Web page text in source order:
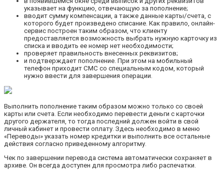
указывает на функцию, отвечающую за пополнение;
вводит сумму компенсации, а также данные карты/счета, с
которого будет произведено списание. Как правило, онлайн-
сервис построен таким образом, что клиенту
предоставляется возможность выбрать нужную карточку из
списка и вводить ее номер нет необходимости;
проверяет правильность внесенных реквизитов;
и подтверждает пополнение. При этом на мобильный
телефон приходит СМС со специальным кодом, который
нужно ввести для завершения операции.
Выполнить пополнение таким образом можно только со своей
карты или счета. Если необходимо перевести деньги с карточки
другого держателя, то тогда последний должен войти в свой
личный кабинет и провести оплату. Здесь необходимо в меню
«Переводы» указать номер кредитки и выполнить все остальные
действия согласно приведенному алгоритму.
Чек по завершении перевода система автоматически сохраняет в
архиве. Он всегда доступен для просмотра либо распечатки.